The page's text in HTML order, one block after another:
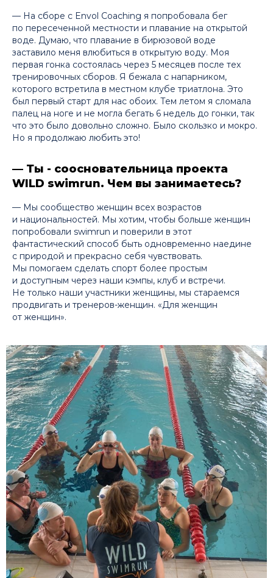
— На сборе с Envol Coaching я попробовала бег
по пересеченной местности и плавание на открытой
воде. Думаю, что плавание в бирюзовой воде
заставило меня влюбиться в открытую воду. Моя
первая гонка состоялась через 5 месяцев после тех
тренировочных сборов. Я бежала с напарником,
которого встретила в местном клубе триатлона. Это
был первый старт для нас обоих. Тем летом я сломала
палец на ноге и не могла бегать 6 недель до гонки, так
что это было довольно сложно. Было скользко и мокро.
Но я продолжаю любить это!
— Ты - соосновательница проекта
WILD swimrun. Чем вы занимаетесь?
— Мы сообщество женщин всех возрастов
и национальностей. Мы хотим, чтобы больше женщин
попробовали swimrun и поверили в этот
фантастический способ быть одновременно наедине
с природой и прекрасно себя чувствовать.
Мы помогаем сделать спорт более простым
и доступным через наши кэмпы, клуб и встречи.
Не только наши участники женщины, мы стараемся
продвигать и тренеров-женщин. «Для женщин
от женщин».